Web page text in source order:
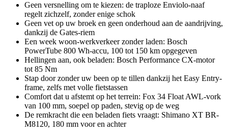
Geen versnelling om te kiezen: de traploze Enviolo-naaf
regelt zichzelf, zonder enige schok
Geen vet op uw broek en geen onderhoud aan de aandrijving,
dankzij de Gates-riem
Een week woon-werkverkeer zonder laden: Bosch
PowerTube 800 Wh-accu, 100 tot 150 km opgegeven
Hellingen aan, ook beladen: Bosch Performance CX-motor
tot 85 Nm
Stap door zonder uw been op te tillen dankzij het Easy Entry-
frame, zelfs met volle fietstassen
Comfort dat u afstemt op het terrein: Fox 34 Float AWL-vork
van 100 mm, soepel op paden, stevig op de weg
De remkracht die een beladen fiets vraagt: Shimano XT BR-
M8120, 180 mm voor en achter